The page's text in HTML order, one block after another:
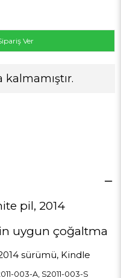
Ver
kalmamıştır.
pil, 2014
uygun çoğaltma
sürümü, Kindle
003-A, S2011-003-S